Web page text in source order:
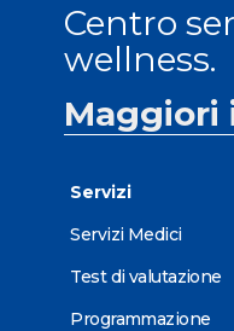
Centro
wellness.
Maggiori
Servizi
Servizi Medici
Test di valutazione
Programmazione